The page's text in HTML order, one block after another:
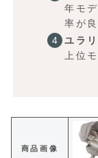
年モ
率が
ユラ
上位
商品画像